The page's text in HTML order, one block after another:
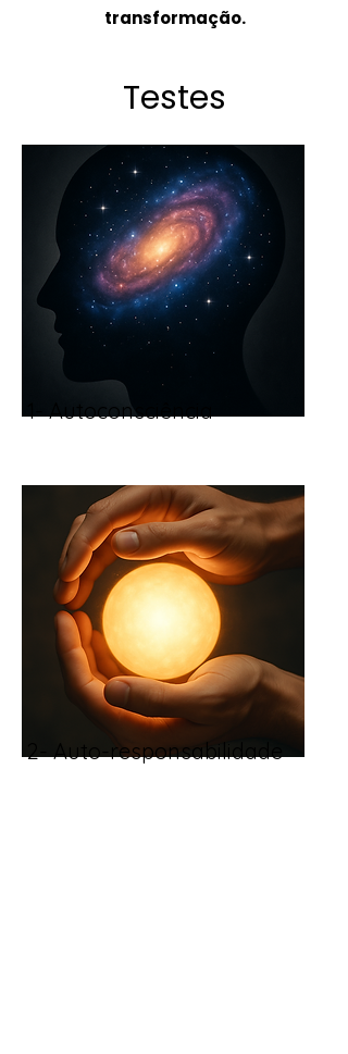
transformação.
Testes
1- Autoconsciência
2- Auto-responsabilidade